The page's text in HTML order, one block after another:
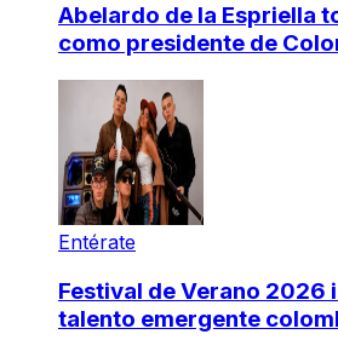
Abelardo de la Espriella
como presidente de
Entérate
Festival de Verano 2026
talento emergente